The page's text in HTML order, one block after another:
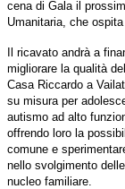
cena di Gala il
Umanitaria, che
Il ricavato andrà a
migliorare la qualità
Casa Riccardo a
su misura per
autismo ad alto
offrendo loro la
comune e
nello svolgimento
nucleo familiare.